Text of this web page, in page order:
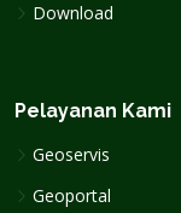
Download
Pelayanan Kami
Geoservis
Geoportal